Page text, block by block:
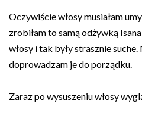
Oczywiście włosy musiałam
zrobiłam to samą odżywką
włosy i tak były strasznie
doprowadzam je do porządku.
Zaraz po wysuszeniu włosy